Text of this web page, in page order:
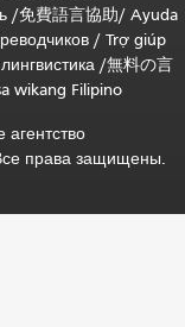
/免費語言協助/ Ayuda
/ Trợ giúp
/無料の言
wikang Filipino
права защищены.